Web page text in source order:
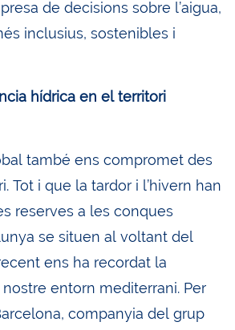
de decisions sobre l’aigua,
inclusius, sostenibles i
hídrica en el territori
també ens compromet des
Tot i que la tardor i l’hivern han
reserves a les conques
se situen al voltant del
ens ha recordat la
entorn mediterrani. Per
companyia del grup